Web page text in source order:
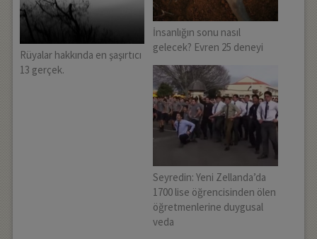
Rüyalar hakkında en şaşırtıcı
13 gerçek.
İnsanlığın sonu nasıl
gelecek? Evren 25 deneyi
Seyredin: Yeni Zellanda’da
1700 lise öğrencisinden ölen
öğretmenlerine duygusal
veda